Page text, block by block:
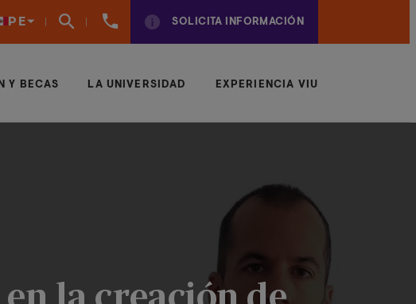
PE
961
SOLICITA INFORMACIÓN
Y BECAS LA UNIVERSIDAD EXPERIENCIA VIU
la creación de